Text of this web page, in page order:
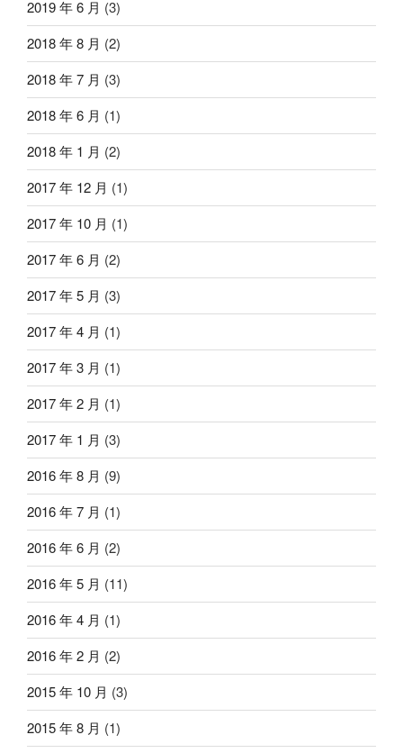
2019 年 6 月 (3)
2018 年 8 月 (2)
2018 年 7 月 (3)
2018 年 6 月 (1)
2018 年 1 月 (2)
2017 年 12 月 (1)
2017 年 10 月 (1)
2017 年 6 月 (2)
2017 年 5 月 (3)
2017 年 4 月 (1)
2017 年 3 月 (1)
2017 年 2 月 (1)
2017 年 1 月 (3)
2016 年 8 月 (9)
2016 年 7 月 (1)
2016 年 6 月 (2)
2016 年 5 月 (11)
2016 年 4 月 (1)
2016 年 2 月 (2)
2015 年 10 月 (3)
2015 年 8 月 (1)